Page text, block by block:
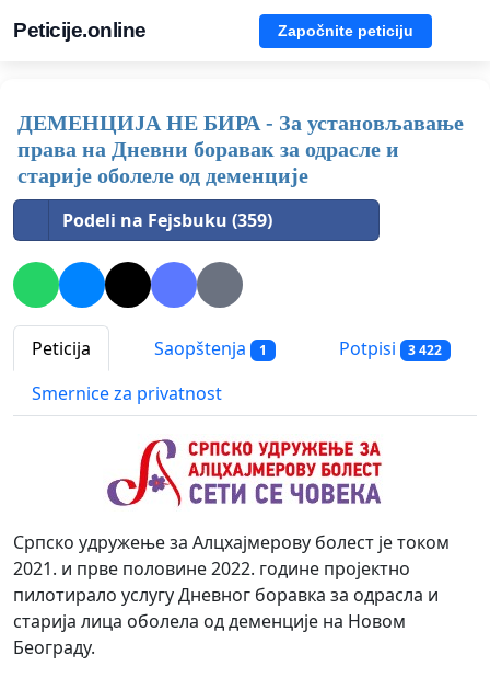
Peticije.online Započnite peticiju
ДЕМЕНЦИЈА НЕ БИРА - За установљавање
права на Дневни боравак за одрасле и
старије оболеле од деменције
Podeli na Fejsbuku (359)
Peticija Saopštenja 1 Potpisi 3 422
Smernice za privatnost
Српско удружење за Алцхајмерову болест је током
2021. и прве половине 2022. године пројектно
пилотирало услугу Дневног боравка за одрасла и
старија лица оболела од деменције на Новом
Београду.